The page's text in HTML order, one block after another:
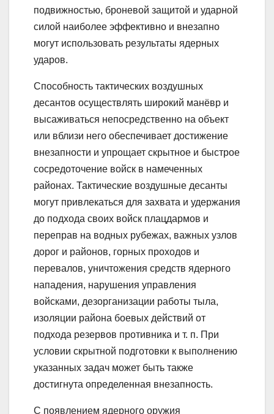
подвижностью, броневой защитой и ударной
силой наиболее эффективно и внезапно
могут использовать результаты ядерных
ударов.
Способность тактических воздушных
десантов осуществлять широкий манёвр и
высаживаться непосредственно на объект
или вблизи него обеспечивает достижение
внезапности и упрощает скрытное и быстрое
сосредоточение войск в намеченных
районах. Тактические воздушные десанты
могут привлекаться для захвата и удержания
до подхода своих войск плацдармов и
переправ на водных рубежах, важных узлов
дорог и районов, горных проходов и
перевалов, уничтожения средств ядерного
нападения, нарушения управления
войсками, дезорганизации работы тыла,
изоляции района боевых действий от
подхода резервов противника и т. п. При
условии скрытной подготовки к выполнению
указанных задач может быть также
достигнута определенная внезапность.
С появлением ядерного оружия